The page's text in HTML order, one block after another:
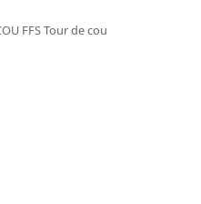
FFS Tour de cou